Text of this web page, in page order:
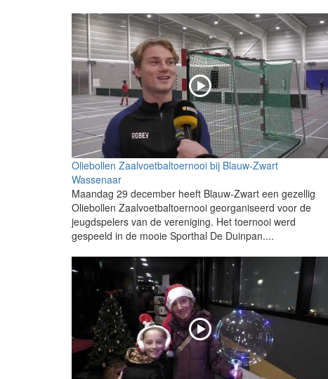
Oliebollen Zaalvoetbaltoernooi bij Blauw-Zwart
Wassenaar
Maandag 29 december heeft Blauw-Zwart een gezellig
Oliebollen Zaalvoetbaltoernooi georganiseerd voor de
jeugdspelers van de vereniging. Het toernooi werd
gespeeld in de mooie Sporthal De Duinpan....